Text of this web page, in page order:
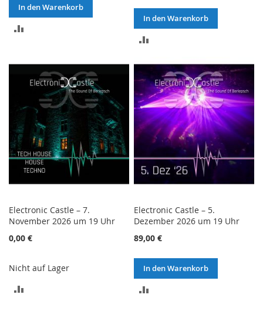
In den Warenkorb
HINZUFÜGEN
In den Warenkorb
HINZUFÜGEN
Electronic Castle – 7.
November 2026 um 19 Uhr
0,00 €
Nicht auf Lager
Electronic Castle – 5.
Dezember 2026 um 19 Uhr
89,00 €
In den Warenkorb